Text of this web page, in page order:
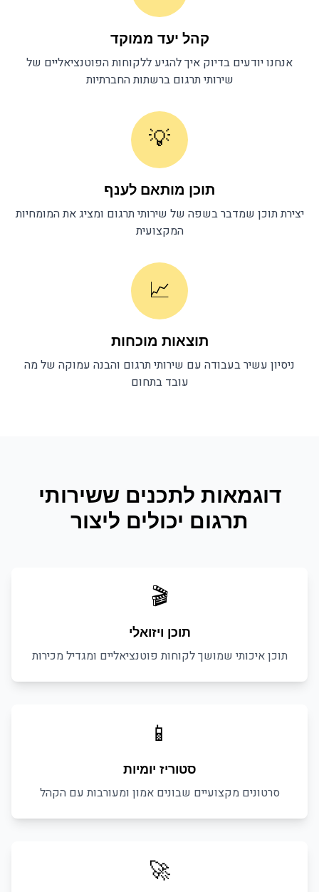
קהל יעד ממוקד
אנחנו יודעים בדיוק איך להגיע ללקוחות הפוטנציאליים של
שירותי תרגום ברשתות החברתיות
💡
תוכן מותאם לענף
יצירת תוכן שמדבר בשפה של שירותי תרגום ומציג את המומחיות
המקצועית
📈
תוצאות מוכחות
ניסיון עשיר בעבודה עם שירותי תרגום והבנה עמוקה של מה
עובד בתחום
דוגמאות לתכנים ששירותי
תרגום יכולים ליצור
🎬
תוכן ויזואלי
תוכן איכותי שמושך לקוחות פוטנציאליים ומגדיל מכירות
📱
סטוריז יומיות
סרטונים מקצועיים שבונים אמון ומעורבות עם הקהל
🚀